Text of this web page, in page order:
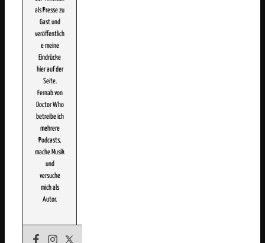
als Presse zu
Gast und
veröffentlich
e meine
Eindrücke
hier auf der
Seite.
Fernab von
Doctor Who
betreibe ich
mehrere
Podcasts,
mache Musik
und
versuche
mich als
Autor.